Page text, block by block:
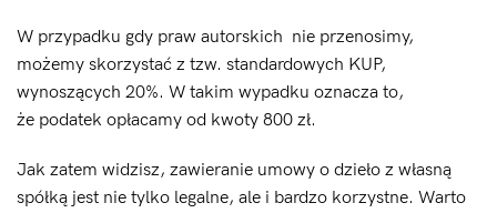
W przypadku gdy praw autorskich nie przenosimy,
możemy skorzystać z tzw. standardowych KUP,
wynoszących 20%. W takim wypadku oznacza to,
że podatek opłacamy od kwoty 800 zł.
Jak zatem widzisz, zawieranie umowy o dzieło z własną
spółką jest nie tylko legalne, ale i bardzo korzystne. Warto